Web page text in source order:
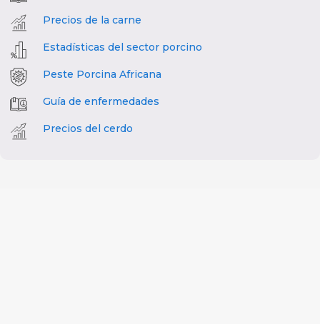
Precios de la carne
Estadísticas del sector porcino
Peste Porcina Africana
Guía de enfermedades
Precios del cerdo